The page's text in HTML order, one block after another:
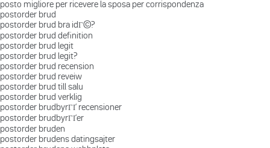
posto migliore per ricevere la sposa per corrispondenza
postorder brud
postorder brud bra idГ©?
postorder brud definition
postorder brud legit
postorder brud legit?
postorder brud recension
postorder brud reveiw
postorder brud till salu
postorder brud verklig
postorder brudbyrГҐ recensioner
postorder brudbyrГҐer
postorder bruden
postorder brudens datingsajter